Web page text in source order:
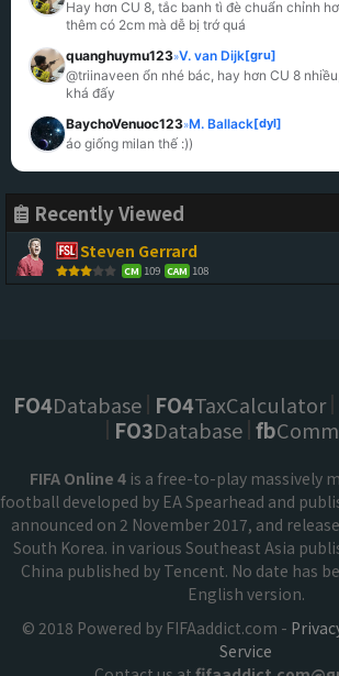
Hay hơn CU 8, tắc banh tì đè chuẩn chỉnh
thêm có 2cm mà dễ bị trớ quá
quanghuymu123»V. van Dijk[gru]
@triinaveen ổn nhé bác, hay hơn CU 8
khá đấy
BaychoVenuoc123»M. Ballack[dyl]
áo giống milan thế :))
Recently Viewed
Steven Gerrard
CM 109 CAM 108
FO4Database FO4TaxCalculator
FO3Database fb
FIFA Online 4 is a free-to-play massively
football developed by EA Spearhead and
announced on 2 November 2017, and
South Korea. in various Southeast Asia
China published by Tencent. No date has
English version.
© 2018 Powered by FIFAaddict.com -
Service